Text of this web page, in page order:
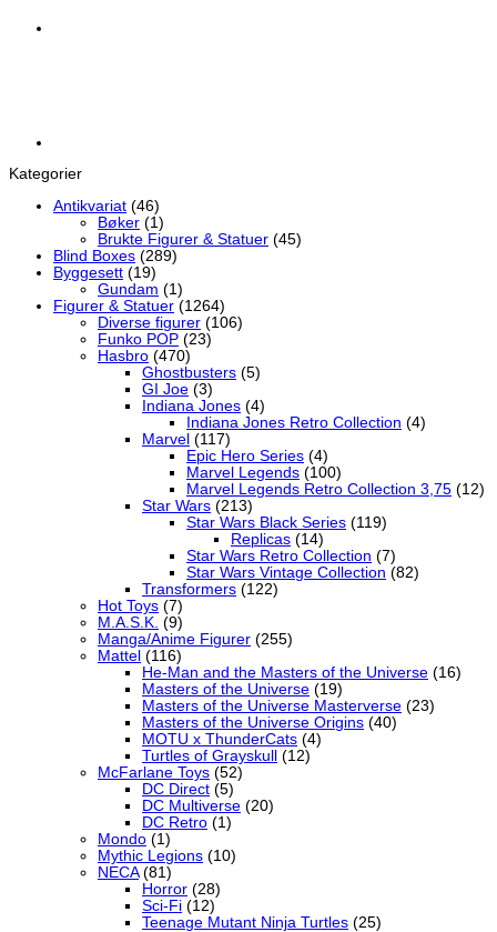
Kategorier
Antikvariat (46)
Bøker (1)
Brukte Figurer & Statuer (45)
Blind Boxes (289)
Byggesett (19)
Gundam (1)
Figurer & Statuer (1264)
Diverse figurer (106)
Funko POP (23)
Hasbro (470)
Ghostbusters (5)
GI Joe (3)
Indiana Jones (4)
Indiana Jones Retro Collection (4)
Marvel (117)
Epic Hero Series (4)
Marvel Legends (100)
Marvel Legends Retro Collection 3,75 (12)
Star Wars (213)
Star Wars Black Series (119)
Replicas (14)
Star Wars Retro Collection (7)
Star Wars Vintage Collection (82)
Transformers (122)
Hot Toys (7)
M.A.S.K. (9)
Manga/Anime Figurer (255)
Mattel (116)
He-Man and the Masters of the Universe (16)
Masters of the Universe (19)
Masters of the Universe Masterverse (23)
Masters of the Universe Origins (40)
MOTU x ThunderCats (4)
Turtles of Grayskull (12)
McFarlane Toys (52)
DC Direct (5)
DC Multiverse (20)
DC Retro (1)
Mondo (1)
Mythic Legions (10)
NECA (81)
Horror (28)
Sci-Fi (12)
Teenage Mutant Ninja Turtles (25)